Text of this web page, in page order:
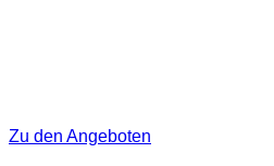
Zu den Angeboten